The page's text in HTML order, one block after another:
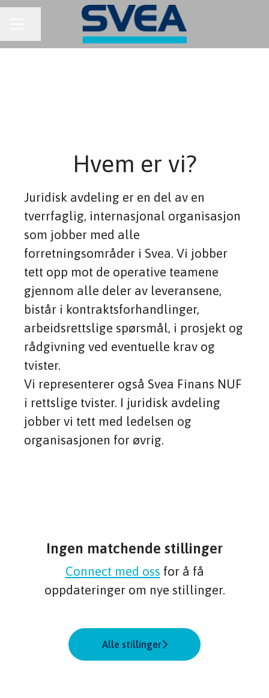
Hvem er vi?
Juridisk avdeling er en del av en
tverrfaglig, internasjonal organisasjon
som jobber med alle
forretningsområder i Svea. Vi jobber
tett opp mot de operative teamene
gjennom alle deler av leveransene,
bistår i kontraktsforhandlinger,
arbeidsrettslige spørsmål, i prosjekt og
rådgivning ved eventuelle krav og
tvister.
Vi representerer også Svea Finans NUF
i rettslige tvister. I juridisk avdeling
jobber vi tett med ledelsen og
organisasjonen for øvrig.
Ingen matchende stillinger
Connect med oss for å få
oppdateringer om nye stillinger.
Alle stillinger